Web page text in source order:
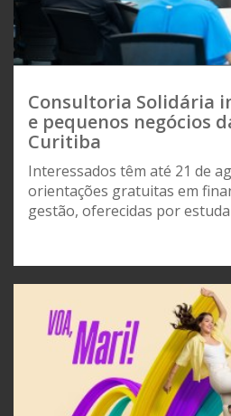
Consultoria Solidária
e pequenos negócios
Curitiba
Interessados têm até 21 de
orientações gratuitas em
gestão, oferecidas por